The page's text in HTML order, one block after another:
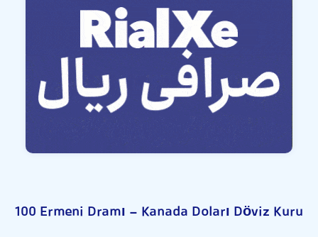
100 Ermeni Dramı - Kanada Doları Döviz Kuru